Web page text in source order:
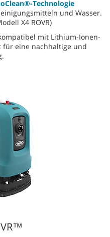
Technologie
und Wasser.
X4 ROVR)
mit Lithium-Ionen-
für eine nachhaltige und